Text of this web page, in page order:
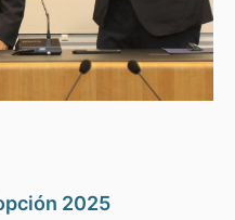
2025